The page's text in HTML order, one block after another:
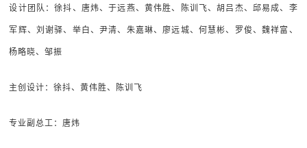
设计团队：徐抖、唐炜、于远燕、黄伟胜、陈训飞、胡吕杰、邱易成、李
军辉、刘谢驿、举白、尹清、朱嘉琳、廖远城、何慧彬、罗俊、魏祥富、
杨略晓、邹振
主创设计：徐抖、黄伟胜、陈训飞
专业副总工：唐炜